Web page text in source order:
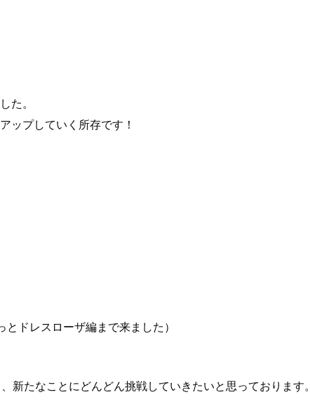
た。
ップしていく所存です！
ドレスローザ編まで来ました）
新たなことにどんどん挑戦していきたいと思っております